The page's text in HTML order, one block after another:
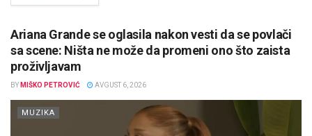
Ariana Grande se oglasila nakon vesti da se povlači
sa scene: Ništa ne može da promeni ono što zaista
proživljavam
BY MIŠKO PETROVIĆ AVGUST 6, 2026
MUZIKA